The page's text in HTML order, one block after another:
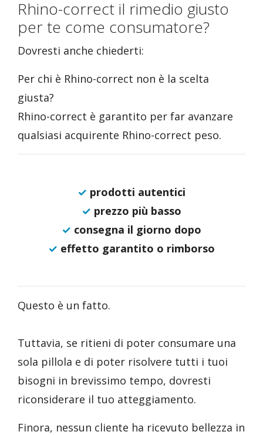
Rhino-correct il rimedio giusto
per te come consumatore?
Dovresti anche chiederti:
Per chi è Rhino-correct non è la scelta
giusta?
Rhino-correct è garantito per far avanzare
qualsiasi acquirente Rhino-correct peso.
✓ prodotti autentici
✓ prezzo più basso
✓ consegna il giorno dopo
✓ effetto garantito o rimborso
Questo è un fatto.
Tuttavia, se ritieni di poter consumare una
sola pillola e di poter risolvere tutti i tuoi
bisogni in brevissimo tempo, dovresti
riconsiderare il tuo atteggiamento.
Finora, nessun cliente ha ricevuto bellezza in